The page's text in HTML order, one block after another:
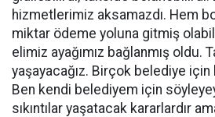
hizmetlerimiz aksamazdı. Hem
miktar ödeme yoluna gitmiş
elimiz ayağımız bağlanmış oldu.
yaşayacağız. Birçok belediye için
Ben kendi belediyem için
sıkıntılar yaşatacak kararlardır